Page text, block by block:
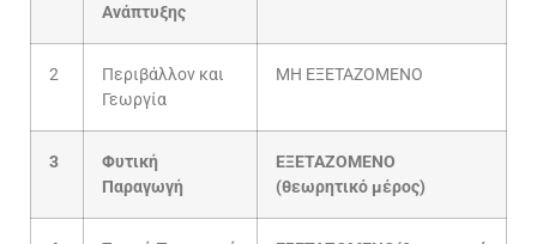
Ανάπτυξης
2
Περιβάλλον και
Γεωργία
ΜΗ ΕΞΕΤΑΖΟΜΕΝΟ
3
Φυτική
Παραγωγή
ΕΞΕΤΑΖΟΜΕΝΟ
(θεωρητικό μέρος)